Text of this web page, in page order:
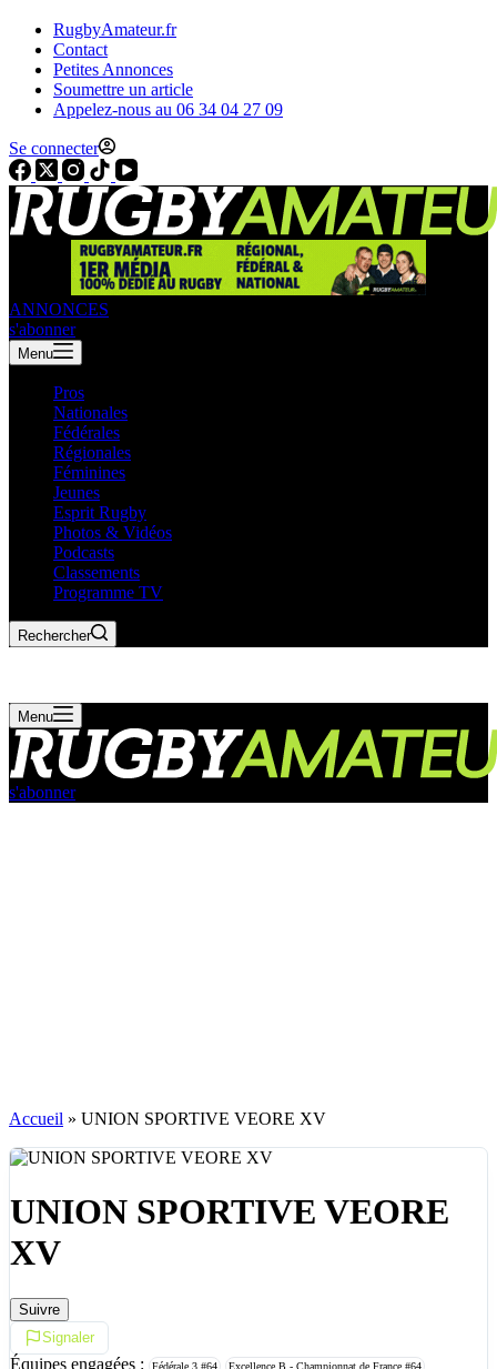
RugbyAmateur.fr
Contact
Petites Annonces
Soumettre un article
Appelez-nous au 06 34 04 27 09
Se connecter
ANNONCES
s'abonner
Menu
Pros
Nationales
Fédérales
Régionales
Féminines
Jeunes
Esprit Rugby
Photos & Vidéos
Podcasts
Classements
Programme TV
Rechercher
Menu
s'abonner
Accueil » UNION SPORTIVE VEORE XV
UNION SPORTIVE VEORE
XV
Suivre
Signaler
Équipes engagées : Fédérale 3 #64 Excellence B - Championnat de France #64